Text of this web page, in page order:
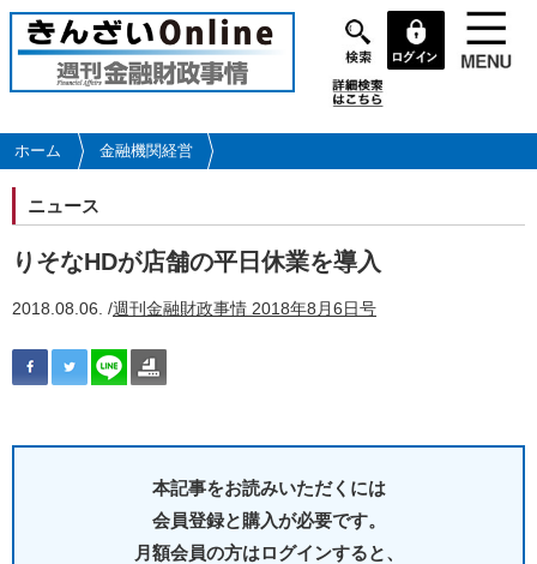
メ
イ
コ
ン
に
移
動
ホーム 金融機関経営
ニュース
りそなHDが店舗の平日休業を導入
2018.08.06. /週刊金融財政事情 2018年8月6日号
本記事をお読みいただくには
会員登録と購入が必要です。
月額会員の方はログインすると、